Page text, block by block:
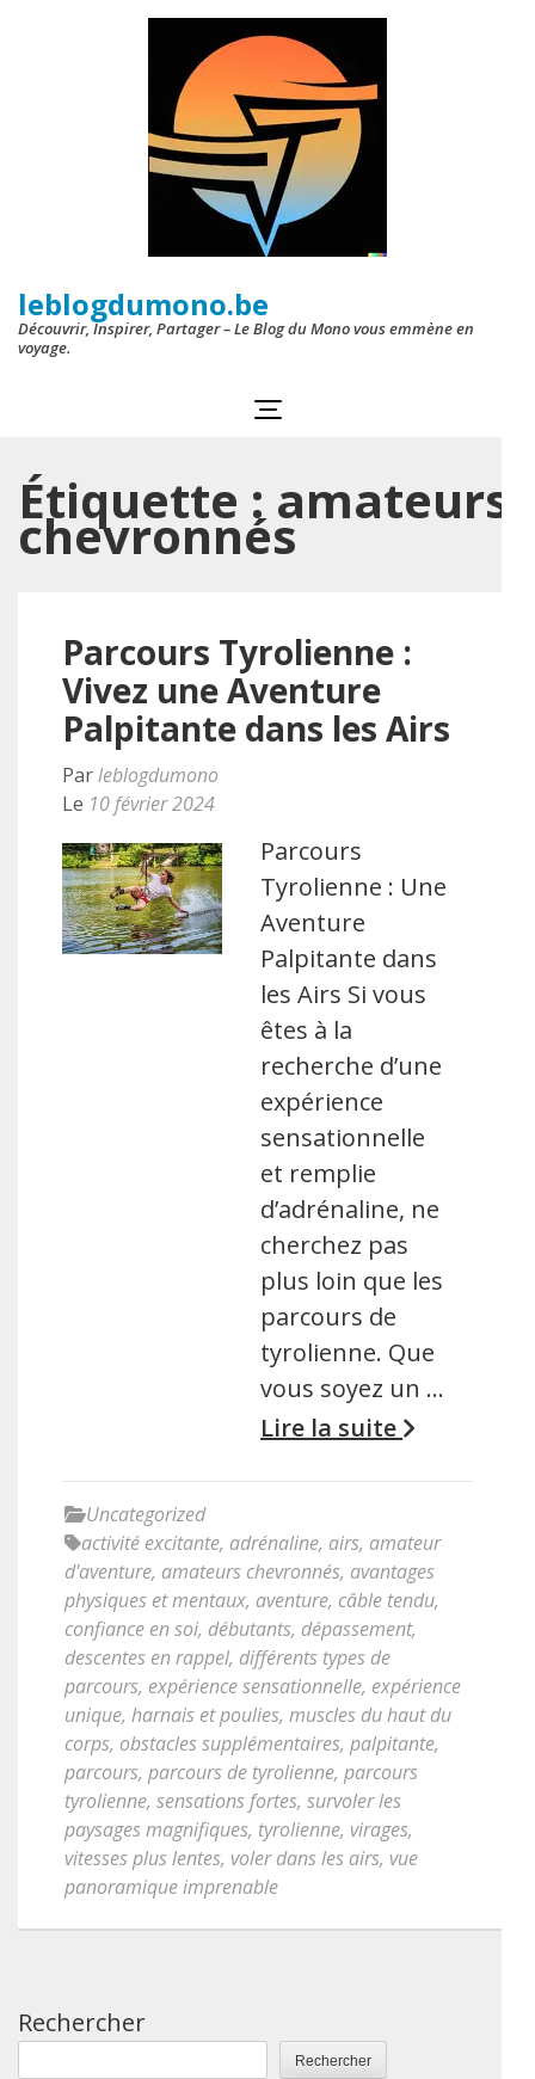
leblogdumono.be
Découvrir, Inspirer, Partager – Le Blog du Mono vous emmène en
voyage.
Étiquette :amateurs
chevronnés
Parcours Tyrolienne :
Vivez une Aventure
Palpitante dans les Airs
Parleblogdumono
Le 10 février 2024
Parcours
Tyrolienne : Une
Aventure
Palpitante dans
les Airs Si vous
êtes à la
recherche d’une
expérience
sensationnelle
et remplie
d’adrénaline, ne
cherchez pas
plus loin que les
parcours de
tyrolienne. Que
vous soyez un …
Lire la suite
Uncategorized
activité excitante, adrénaline, airs, amateur
d'aventure, amateurs chevronnés, avantages
physiques et mentaux, aventure, câble tendu,
confiance en soi, débutants, dépassement,
descentes en rappel, différents types de
parcours, expérience sensationnelle, expérience
unique, harnais et poulies, muscles du haut du
corps, obstacles supplémentaires, palpitante,
parcours, parcours de tyrolienne, parcours
tyrolienne, sensations fortes, survoler les
paysages magnifiques, tyrolienne, virages,
vitesses plus lentes, voler dans les airs, vue
panoramique imprenable
Rechercher
Rechercher